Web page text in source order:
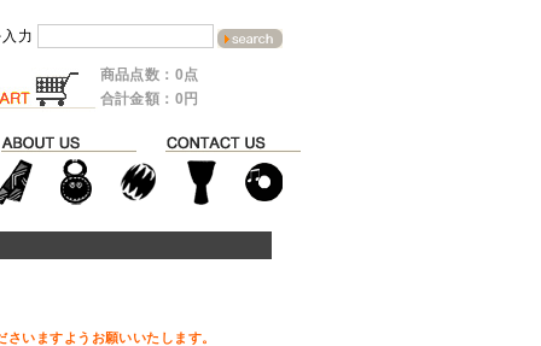
力
商品点数：0点
合計金額：0円
いますようお願いいたします。